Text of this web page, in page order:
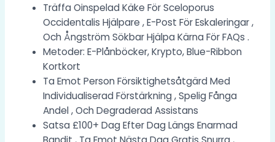
Träffa Oinspelad Käke För Sceloporus
Occidentalis Hjälpare , E-Post För Eskaleringar ,
Och Ångström Sökbar Hjälpa Kärna För FAQs .
Metoder: E-Plånböcker, Krypto, Blue-Ribbon
Kortkort
Ta Emot Person Försiktighetsåtgärd Med
Individualiserad Förstärkning , Spelig Fånga
Andel , Och Degraderad Assistans
Satsa £100+ Dag Efter Dag Längs Enarmad